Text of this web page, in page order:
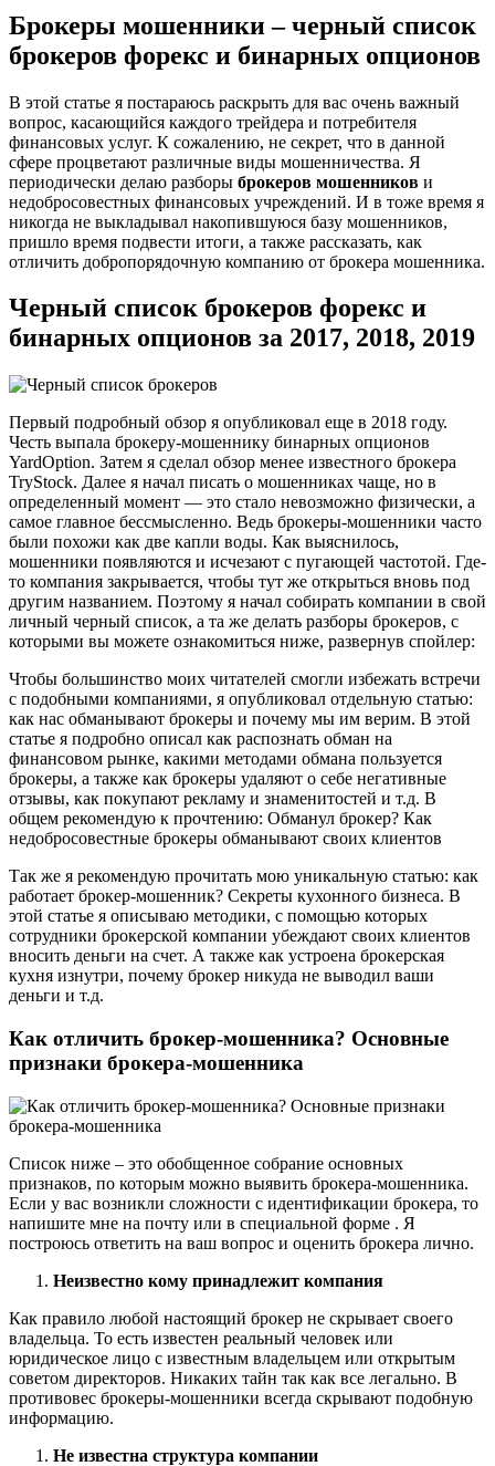
Брокеры мошенники – черный список
брокеров форекс и бинарных опционов
В этой статье я постараюсь раскрыть для вас очень важный
вопрос, касающийся каждого трейдера и потребителя
финансовых услуг. К сожалению, не секрет, что в данной
сфере процветают различные виды мошенничества. Я
периодически делаю разборы брокеров мошенников и
недобросовестных финансовых учреждений. И в тоже время я
никогда не выкладывал накопившуюся базу мошенников,
пришло время подвести итоги, а также рассказать, как
отличить добропорядочную компанию от брокера мошенника.
Черный список брокеров форекс и
бинарных опционов за 2017, 2018, 2019
Первый подробный обзор я опубликовал еще в 2018 году.
Честь выпала брокеру-мошеннику бинарных опционов
YardOption. Затем я сделал обзор менее известного брокера
TryStock. Далее я начал писать о мошенниках чаще, но в
определенный момент — это стало невозможно физически, а
самое главное бессмысленно. Ведь брокеры-мошенники часто
были похожи как две капли воды. Как выяснилось,
мошенники появляются и исчезают с пугающей частотой. Где-
то компания закрывается, чтобы тут же открыться вновь под
другим названием. Поэтому я начал собирать компании в свой
личный черный список, а та же делать разборы брокеров, с
которыми вы можете ознакомиться ниже, развернув спойлер:
Чтобы большинство моих читателей смогли избежать встречи
с подобными компаниями, я опубликовал отдельную статью:
как нас обманывают брокеры и почему мы им верим. В этой
статье я подробно описал как распознать обман на
финансовом рынке, какими методами обмана пользуется
брокеры, а также как брокеры удаляют о себе негативные
отзывы, как покупают рекламу и знаменитостей и т.д. В
общем рекомендую к прочтению: Обманул брокер? Как
недобросовестные брокеры обманывают своих клиентов
Так же я рекомендую прочитать мою уникальную статью: как
работает брокер-мошенник? Секреты кухонного бизнеса. В
этой статье я описываю методики, с помощью которых
сотрудники брокерской компании убеждают своих клиентов
вносить деньги на счет. А также как устроена брокерская
кухня изнутри, почему брокер никуда не выводил ваши
деньги и т.д.
Как отличить брокер-мошенника? Основные
признаки брокера-мошенника
Список ниже – это обобщенное собрание основных
признаков, по которым можно выявить брокера-мошенника.
Если у вас возникли сложности с идентификации брокера, то
напишите мне на почту или в специальной форме . Я
построюсь ответить на ваш вопрос и оценить брокера лично.
Неизвестно кому принадлежит компания
Как правило любой настоящий брокер не скрывает своего
владельца. То есть известен реальный человек или
юридическое лицо с известным владельцем или открытым
советом директоров. Никаких тайн так как все легально. В
противовес брокеры-мошенники всегда скрывают подобную
информацию.
Не известна структура компании